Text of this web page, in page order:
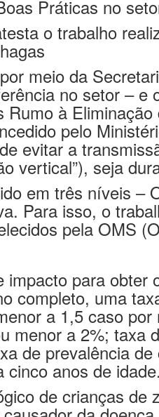
o trabalho
meio da
no setor – e
à
pelo
evitar a
vertical”), seja
em três níveis –
Para isso, o
pela OMS
para obter
completo, uma
a 1,5 caso
menor a 2%;
de prevalência
cinco anos de
de crianças de
da